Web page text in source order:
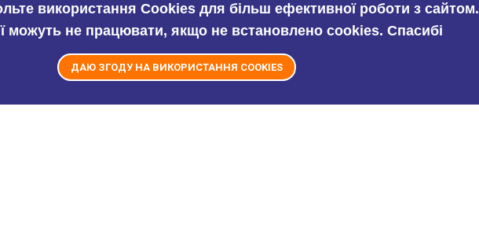
використання Cookies для більш ефективної роботи з сайтом.
можуть не працювати, якщо не встановлено cookies. Спасибі
ДАЮ ЗГОДУ НА ВИКОРИСТАННЯ COOKIES